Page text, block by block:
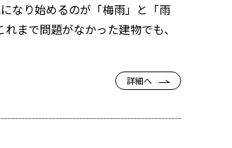
なり始めるのが「梅雨」と「雨
まで問題がなかった建物でも、
詳細へ